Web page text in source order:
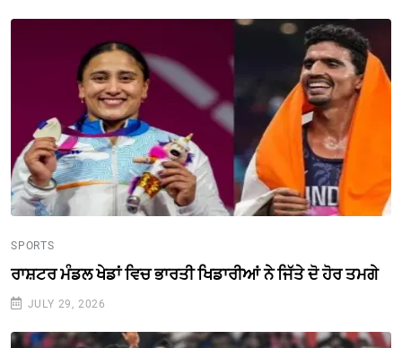
SPORTS
ਰਾਸ਼ਟਰ ਮੰਡਲ ਖੇਡਾਂ ਵਿਚ ਭਾਰਤੀ ਖਿਡਾਰੀਆਂ ਨੇ ਜਿੱਤੇ ਦੋ ਹੋਰ ਤਮਗੇ
JULY 29, 2026